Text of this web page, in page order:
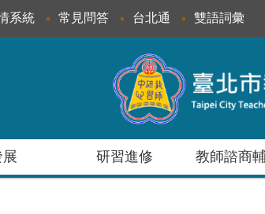
系統 常見問答 台北通 雙語詞彙
研習進修